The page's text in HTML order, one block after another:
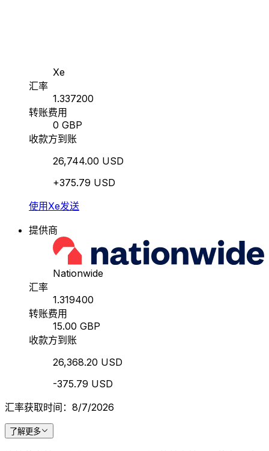
Xe
汇率
1.337200
转账费用
0 GBP
收款方到账
26,744.00 USD
+375.79 USD
使用Xe发送
提供商
Nationwide
汇率
1.319400
转账费用
15.00 GBP
收款方到账
26,368.20 USD
-375.79 USD
汇率获取时间：8/7/2026
了解更多